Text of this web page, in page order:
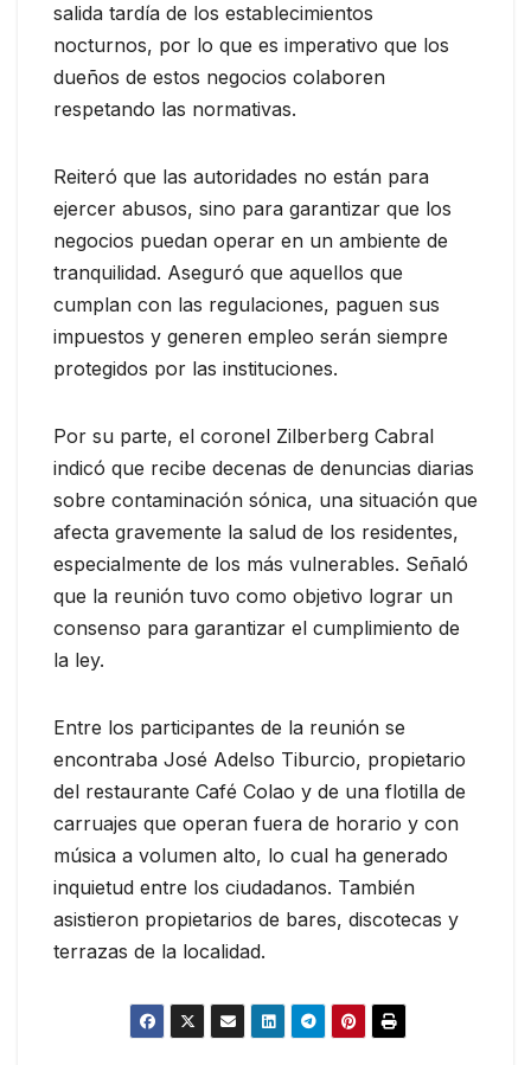
salida tardía de los establecimientos
nocturnos, por lo que es imperativo que los
dueños de estos negocios colaboren
respetando las normativas.
Reiteró que las autoridades no están para
ejercer abusos, sino para garantizar que los
negocios puedan operar en un ambiente de
tranquilidad. Aseguró que aquellos que
cumplan con las regulaciones, paguen sus
impuestos y generen empleo serán siempre
protegidos por las instituciones.
Por su parte, el coronel Zilberberg Cabral
indicó que recibe decenas de denuncias diarias
sobre contaminación sónica, una situación que
afecta gravemente la salud de los residentes,
especialmente de los más vulnerables. Señaló
que la reunión tuvo como objetivo lograr un
consenso para garantizar el cumplimiento de
la ley.
Entre los participantes de la reunión se
encontraba José Adelso Tiburcio, propietario
del restaurante Café Colao y de una flotilla de
carruajes que operan fuera de horario y con
música a volumen alto, lo cual ha generado
inquietud entre los ciudadanos. También
asistieron propietarios de bares, discotecas y
terrazas de la localidad.